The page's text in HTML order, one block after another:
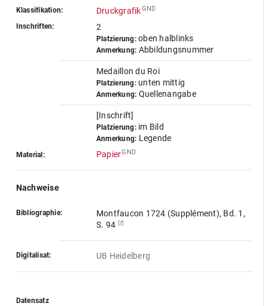
Klassifikation: DruckgrafikGND
Inschriften: 2
Platzierung:oben halblinks
Anmerkung: Abbildungsnummer
Medaillon du Roi
Platzierung:unten mittig
Anmerkung: Quellenangabe
[Inschrift]
Platzierung:im Bild
Anmerkung: Legende
Material: PapierGND
Nachweise
Bibliographie:
Montfaucon 1724 (Supplément), Bd. 1,
S. 94
Digitalisat: UB Heidelberg
Datensatz